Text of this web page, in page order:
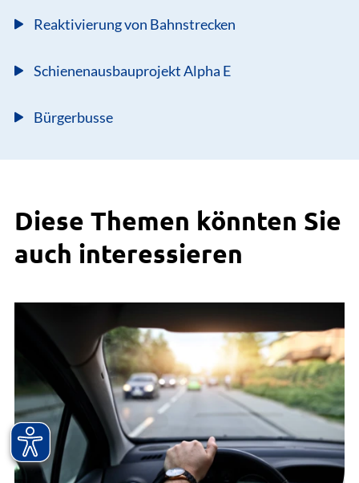
Reaktivierung von Bahnstrecken
Schienenausbauprojekt Alpha E
Bürgerbusse
Diese Themen könnten Sie
auch interessieren